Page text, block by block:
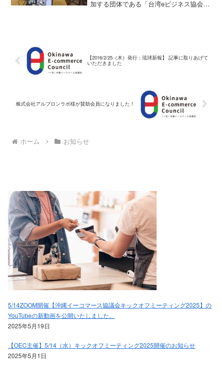
加する団体である「台湾eビジネス協会」
【2016/2/25（木）発行：琉球新報】 記事に取りあげて
いただきました
株式会社アルプロンラボ様が賛助会員になりました！
ホーム お知らせ
5/14ZOOM開催【沖縄イーコマース協議会キックオフミーティング2025】の
YouTubeの新動画を公開いたしました。
2025年5月19日
【OEC主催】5/14（水）キックオフミーティング2025開催のお知らせ
2025年5月1日